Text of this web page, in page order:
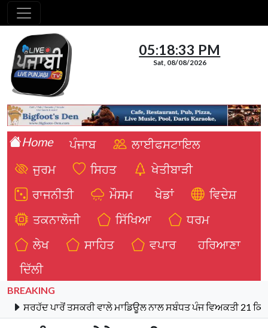
05:18:34 PM
Sat, 08/08/2026
Home ਪੰਜਾਬ
ਲਾਈਫਸਟਾਇਲ
ਜੁਰਮ
ਸਿਹਤ
ਖੇਤੀਬਾੜੀ
ਰਾਜਨੀਤੀ
ਮੌਸਮ ਖੇਡਾਂ
ਵਿਦੇਸ਼
ਤਕਨਾਲੋਜੀ
ਸਿੱਖਿਆ
ਧਰਮ
ਲੇਖ
ਸਾਹਿਤ ਵਪਾਰ
ਹਰਿਆਣਾ
ਦਿੱਲੀ
BREAKING
ਪਾਰੋਂ ਤਸਕਰੀ ਵਾਲੇ ਮਾਡਿਊਲ ਨਾਲ ਸਬੰਧਤ ਪੰਜ ਵਿਅਕਤੀ 21 ਕਿਲੋ